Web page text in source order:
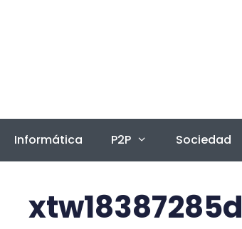
Informática P2P Sociedad
xtw18387285d